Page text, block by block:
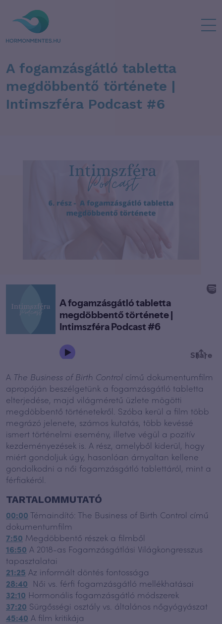
A fogamzásgátló tabletta
megdöbbentő története |
Intimszféra Podcast #6
A The Business of Birth Control című dokumentumfilm
apropóján beszélgetünk a fogamzásgátló tabletta
elterjedése, majd világméretű üzlete mögötti
megdöbbentő történetekről. Szóba kerül a film több
megrázó jelenete, számos kutatás, több kevéssé
ismert történelmi esemény, illetve végül a pozitív
kezdeményezések is. A rész, amelyből kiderül, hogy
miért gondoljuk úgy, hasonlóan árnyaltan kellene
gondolkodni a női fogamzásgátló tablettáról, mint a
férfiakéról.
TARTALOMMUTATÓ
00:00 Témaindító: The Business of Birth Control című
dokumentumfilm
7:50 Megdöbbentő részek a filmből
16:50 A 2018-as Fogamzásgátlási Világkongresszus
tapasztalatai
21:25 Az informált döntés fontossága
28:40 Női vs. férfi fogamzásgátló mellékhatásai
32:10 Hormonális fogamzásgátló módszerek
37:20 Sürgősségi osztály vs. általános nőgyógyászat
45:40 A film kritikája